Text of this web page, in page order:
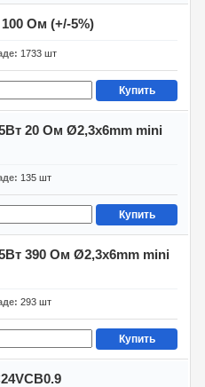
Ом (+/-5%)
1733 шт
Купить
20 Ом Ø2,3x6mm mini
135 шт
Купить
390 Ом Ø2,3x6mm mini
293 шт
Купить